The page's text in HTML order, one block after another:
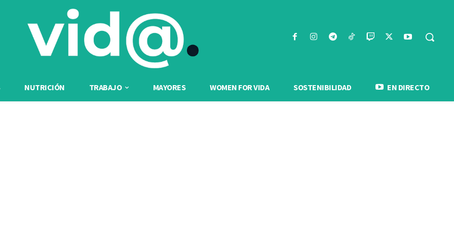
NUTRICIÓN TRABAJO MAYORES WOMEN FOR VIDA SOSTENIBILIDAD EN DIRECTO